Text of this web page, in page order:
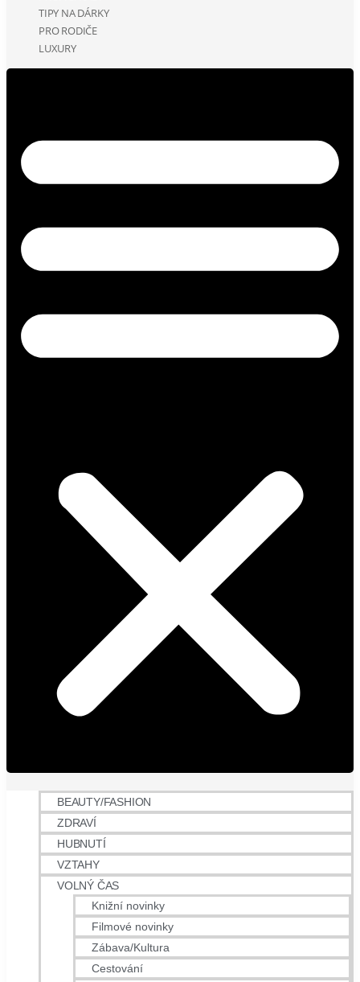
TIPY NA DÁRKY
PRO RODIČE
LUXURY
BEAUTY/FASHION
ZDRAVÍ
HUBNUTÍ
VZTAHY
VOLNÝ ČAS
Knižní novinky
Filmové novinky
Zábava/Kultura
Cestování